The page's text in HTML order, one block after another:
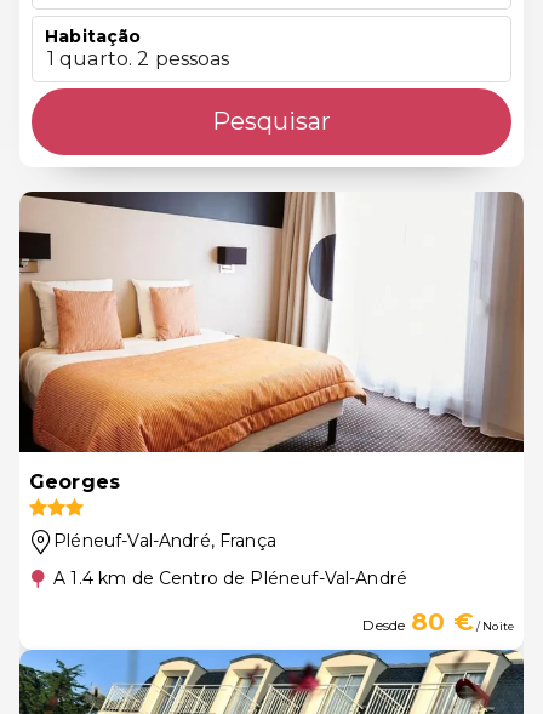
Habitação
1 quarto. 2 pessoas
Pesquisar
Georges
Pléneuf-Val-André, França
A 1.4 km de Centro de Pléneuf-Val-André
Desde 80 €/ Noite